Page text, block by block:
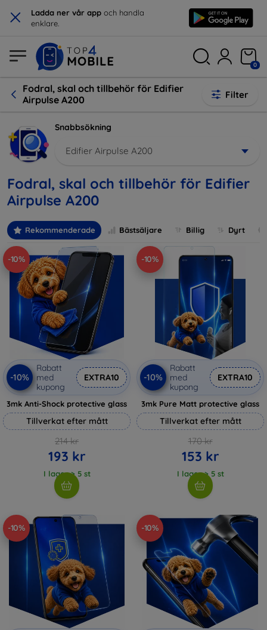
× Ladda ner vår app och handla
enklare.
0
Fodral, skal och tillbehör för Edifier
Airpulse A200
Filter
Snabbsökning
Edifier Airpulse A200
Fodral, skal och tillbehör för Edifier
Airpulse A200
Rekommenderade Bästsäljare Billig Dyrt
-10%
-10%
Rabatt
med
kupong
EXTRA10
3mk Anti-Shock protective glass
Tillverkat efter mått
214 kr
193 kr
I lager > 5 st
-10%
-10%
Rabatt
med
kupong
EXTRA10
3mk Pure Matt protective glass
Tillverkat efter mått
170 kr
153 kr
I lager > 5 st
-10% -10%